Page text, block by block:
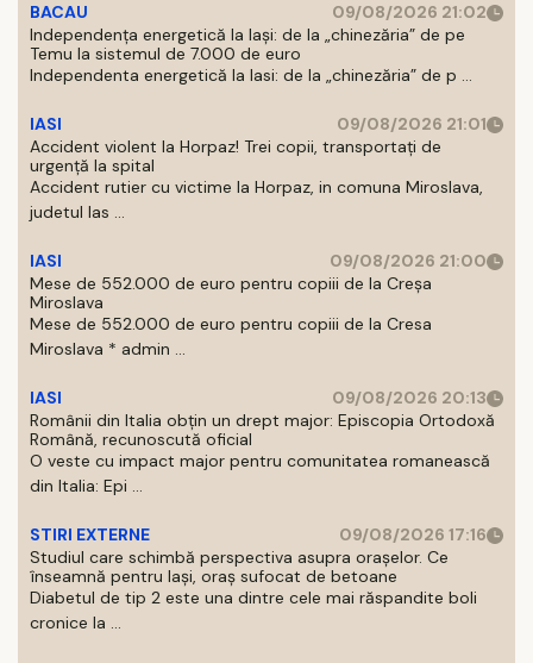
BACAU
09/08/2026 21:02
Independența energetică la Iași: de la „chinezăria” de pe
Temu la sistemul de 7.000 de euro
Independenta energetică la Iasi: de la „chinezăria” de p ...
IASI
09/08/2026 21:01
Accident violent la Horpaz! Trei copii, transportați de
urgență la spital
Accident rutier cu victime la Horpaz, in comuna Miroslava,
judetul Ias ...
IASI
09/08/2026 21:00
Mese de 552.000 de euro pentru copiii de la Creșa
Miroslava
Mese de 552.000 de euro pentru copiii de la Cresa
Miroslava * admin ...
IASI
09/08/2026 20:13
Românii din Italia obțin un drept major: Episcopia Ortodoxă
Română, recunoscută oficial
O veste cu impact major pentru comunitatea romanească
din Italia: Epi ...
STIRI EXTERNE
09/08/2026 17:16
Studiul care schimbă perspectiva asupra orașelor. Ce
înseamnă pentru Iași, oraș sufocat de betoane
Diabetul de tip 2 este una dintre cele mai răspandite boli
cronice la ...